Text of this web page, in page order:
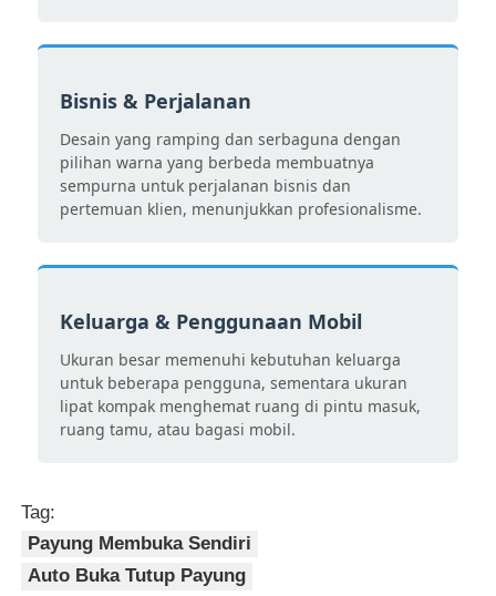
Bisnis & Perjalanan
Desain yang ramping dan serbaguna dengan
pilihan warna yang berbeda membuatnya
sempurna untuk perjalanan bisnis dan
pertemuan klien, menunjukkan profesionalisme.
Keluarga & Penggunaan Mobil
Ukuran besar memenuhi kebutuhan keluarga
untuk beberapa pengguna, sementara ukuran
lipat kompak menghemat ruang di pintu masuk,
ruang tamu, atau bagasi mobil.
Tag:
Payung Membuka Sendiri
Auto Buka Tutup Payung